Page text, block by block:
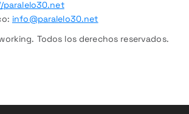
paralelo30.net
info@paralelo30.net
Todos los derechos reservados.